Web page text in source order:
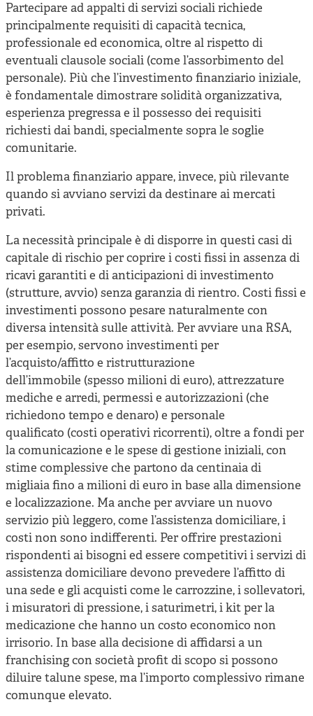
Partecipare ad appalti di servizi sociali richiede
principalmente requisiti di capacità tecnica,
professionale ed economica, oltre al rispetto di
eventuali clausole sociali (come l’assorbimento del
personale). Più che l’investimento finanziario iniziale,
è fondamentale dimostrare solidità organizzativa,
esperienza pregressa e il possesso dei requisiti
richiesti dai bandi, specialmente sopra le soglie
comunitarie.
Il problema finanziario appare, invece, più rilevante
quando si avviano servizi da destinare ai mercati
privati.
La necessità principale è di disporre in questi casi di
capitale di rischio per coprire i costi fissi in assenza di
ricavi garantiti e di anticipazioni di investimento
(strutture, avvio) senza garanzia di rientro. Costi fissi e
investimenti possono pesare naturalmente con
diversa intensità sulle attività. Per avviare una RSA,
per esempio, servono investimenti per
l’acquisto/affitto e ristrutturazione
dell’immobile (spesso milioni di euro), attrezzature
mediche e arredi, permessi e autorizzazioni (che
richiedono tempo e denaro) e personale
qualificato (costi operativi ricorrenti), oltre a fondi per
la comunicazione e le spese di gestione iniziali, con
stime complessive che partono da centinaia di
migliaia fino a milioni di euro in base alla dimensione
e localizzazione. Ma anche per avviare un nuovo
servizio più leggero, come l’assistenza domiciliare, i
costi non sono indifferenti. Per offrire prestazioni
rispondenti ai bisogni ed essere competitivi i servizi di
assistenza domiciliare devono prevedere l’affitto di
una sede e gli acquisti come le carrozzine, i sollevatori,
i misuratori di pressione, i saturimetri, i kit per la
medicazione che hanno un costo economico non
irrisorio. In base alla decisione di affidarsi a un
franchising con società profit di scopo si possono
diluire talune spese, ma l’importo complessivo rimane
comunque elevato.